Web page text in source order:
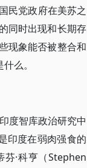
民党政府在美苏之
同时出现和长期存
现象能否被整合和
么。
度智库政治研究中
印度在弱肉强食的
·科亨（Stephen